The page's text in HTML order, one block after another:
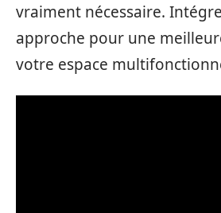
vraiment nécessaire.
approche pour une
votre espace